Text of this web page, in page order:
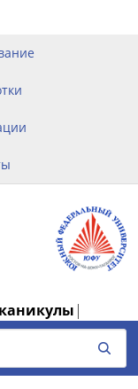
каникулы |